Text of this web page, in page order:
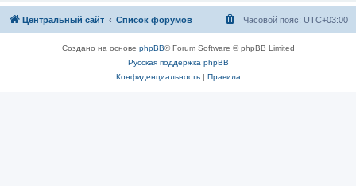
Центральный сайт Список форумов Часовой пояс: UTC+03:00
Создано на основе phpBB® Forum Software © phpBB Limited
Русская поддержка phpBB
Конфиденциальность| Правила